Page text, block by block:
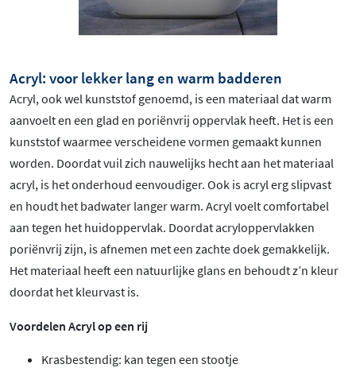
Acryl: voor lekker lang en warm badderen
Acryl, ook wel kunststof genoemd, is een materiaal dat warm
aanvoelt en een glad en poriënvrij oppervlak heeft. Het is een
kunststof waarmee verscheidene vormen gemaakt kunnen
worden. Doordat vuil zich nauwelijks hecht aan het materiaal
acryl, is het onderhoud eenvoudiger. Ook is acryl erg slipvast
en houdt het badwater langer warm. Acryl voelt comfortabel
aan tegen het huidoppervlak. Doordat acryloppervlakken
poriënvrij zijn, is afnemen met een zachte doek gemakkelijk.
Het materiaal heeft een natuurlijke glans en behoudt z’n kleur
doordat het kleurvast is.
Voordelen Acryl op een rij
Krasbestendig: kan tegen een stootje